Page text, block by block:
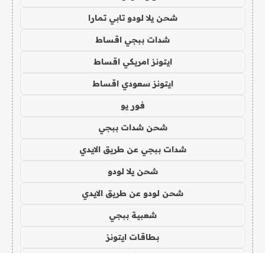
شحن يلا لودو تابي تمارا
شدات ببجي اقساط
ايتونز امريكي اقساط
ايتونز سعودي اقساط
فور يو
شحن شدات ببجي
شدات ببجي عن طريق الايدي
شحن يلا لودو
شحن لودو عن طريق الايدي
شعبية ببجي
بطاقات ايتونز